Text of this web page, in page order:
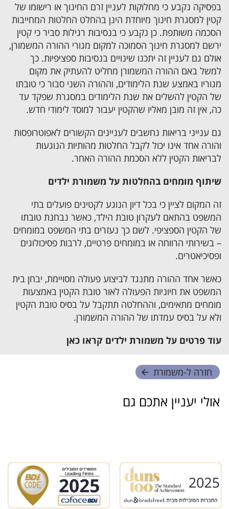
בפסיקה נקבע כי מחלוקות לעניין זרם החינוך או רישומו של
קטין למסגרת חינוך מיוחדת הינן בהחלט החלטות המחייבות
הסכמה משותפת. כן נקבע כי בנסיבות רגילות סביר כי קטין
ירשם למסגרת חינוך הסמוכה למקום מגורי ההורה המשמורן,
אולם גם לעניין זה יתכנו שינויים בנסיבות ספציפיות. כך
למשל באם ההורה המשמורן מחליט להעתיק את מקום
מגוריו באמצע שנת הלימודים, וההורה השני סבור כי טובתו
של הקטין להשלים את שנת הלימודים במסגרת שפקד עד
כה, אין זה מובן מאליו שהקטין יעבור למוסד לימודי חדש.
גם ענייני בריאות נחשבים לעניינים הקשורים לאפוטרופסות
והורה אחד אינו יכול לקבל החלטות מהותיות הנוגעות
לבריאות הקטין ללא הסכמת ההורה האחר.
שיתוף מומחים בהחלטות על משמורת ילדים
זה המקום לציין כי בכל דיון הנוגע לקטינים פועלים בתי
המשפט בהתאם לעקרון טובת הילד, כאשר נבחנת טובתו
של הקטין הספציפי. לשם כך נעזרים בתי המשפט במומחים
– בשירותי הרווחה או במומחים פרטיים, לרבות פסיכולוגים
ופסיכיאטרים.
כאשר אחד ההורה מתנגד לביצוע פעולה מסויימת, יבחן בית
המשפט את חיוניות הפעולה לאור טובת הקטין באמצעות
מומחים מתאימים, וההחלטה תתקבל על בסיס טובת הקטין
ולא על בסיס עמדתו של ההורה המשמורן.
עוד פרטים על משמורת ילדים קראו כאן
חזרה ל-משמורת
אולי יעניין אתכם גם